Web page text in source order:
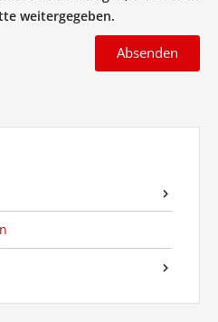
weitergegeben.
Absenden